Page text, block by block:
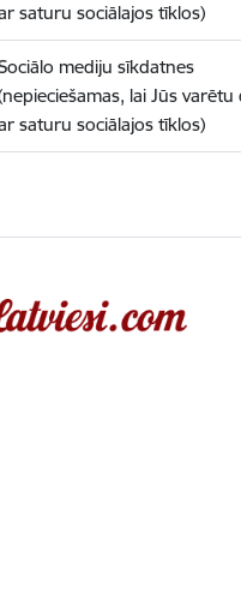
saturu sociālajos tīklos)
mediju sīkdatnes
lai Jūs varētu
saturu sociālajos tīklos)